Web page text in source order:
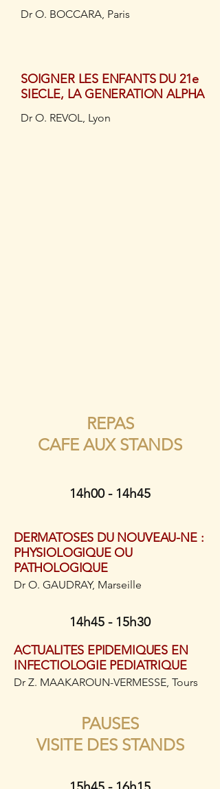
Dr O. BOCCARA, Paris
SOIGNER LES ENFANTS DU 21e
SIECLE, LA GENERATION ALPHA
Dr O. REVOL, Lyon
REPAS
CAFE AUX STANDS
14h00 - 14h45
14h45 - 15h30
DERMATOSES DU NOUVEAU-NE :
PHYSIOLOGIQUE OU
PATHOLOGIQUE
Dr O. GAUDRAY, Marseille
ACTUALITES EPIDEMIQUES EN
INFECTIOLOGIE PEDIATRIQUE
Dr Z. MAAKAROUN-VERMESSE, Tours
PAUSES
VISITE DES STANDS